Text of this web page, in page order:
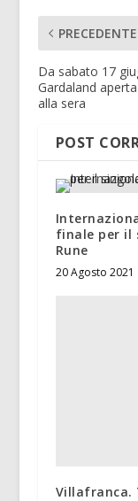
PRECEDENTE
Da sabato 17
Gardaland
alla sera
POST
finale per il
Rune
20 Agosto 2021
Villafranca.